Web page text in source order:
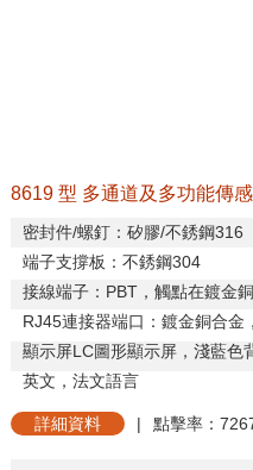
8619 型 多通道及多功能傳
密封件/螺釘：矽膠/不銹鋼316
端子支撐板：不銹鋼304
接線端子： PBT，觸點在鍍金
RJ45連接器端口：鍍金銅合金
顯示屏LC圖形顯示屏，淺藍色
英文，法文語言
詳細資料 | 點擊率：